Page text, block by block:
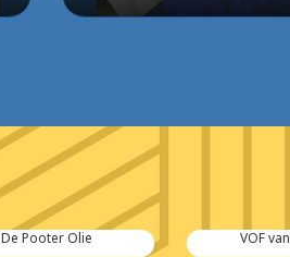
VOF van Kouteren